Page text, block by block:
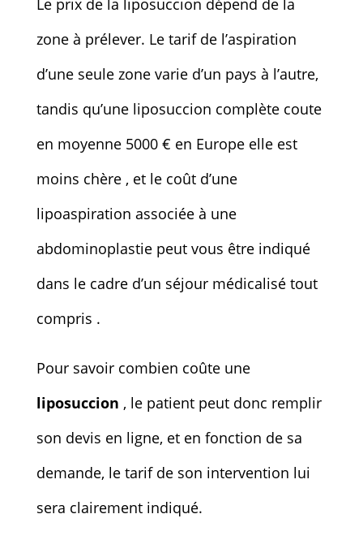
zone à prélever. Le tarif de l’aspiration
d’une seule zone varie d’un pays à l’autre,
tandis qu’une liposuccion complète coute
en moyenne 5000 € en Europe elle est
moins chère , et le coût d’une
lipoaspiration associée à une
abdominoplastie peut vous être indiqué
dans le cadre d’un séjour médicalisé tout
compris .
Pour savoir combien coûte une
liposuccion , le patient peut donc remplir
son devis en ligne, et en fonction de sa
demande, le tarif de son intervention lui
sera clairement indiqué.